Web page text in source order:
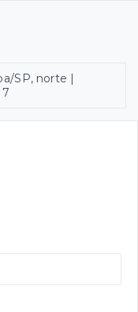
SP, norte |